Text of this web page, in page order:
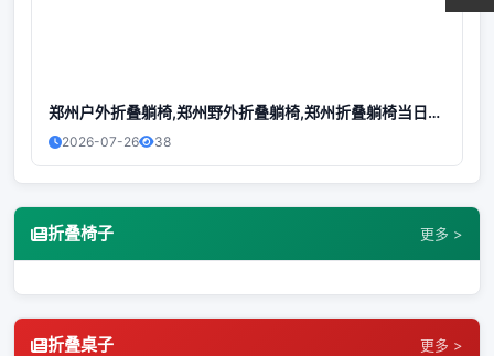
郑州户外折叠躺椅,郑州野外折叠躺椅,郑州折叠躺椅当日送货
2026-07-26 38
折叠椅子 更多 >
折叠桌子 更多 >